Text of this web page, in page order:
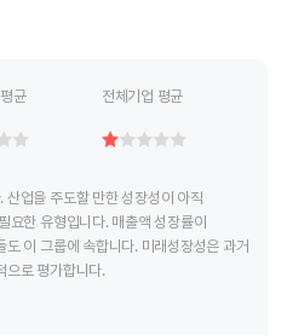
균 전체기업 평균
산업을 주도할 만한 성장성이 아직
요한 유형입니다. 매출액 성장률이
이 그룹에 속합니다. 미래성장성은 과거
으로 평가합니다.